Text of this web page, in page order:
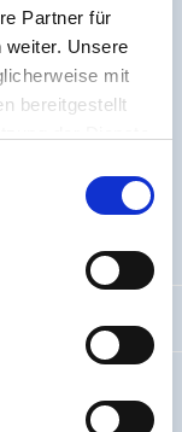
Partner für
weiter. Unsere
mit
bereitgestellt
nutzen.